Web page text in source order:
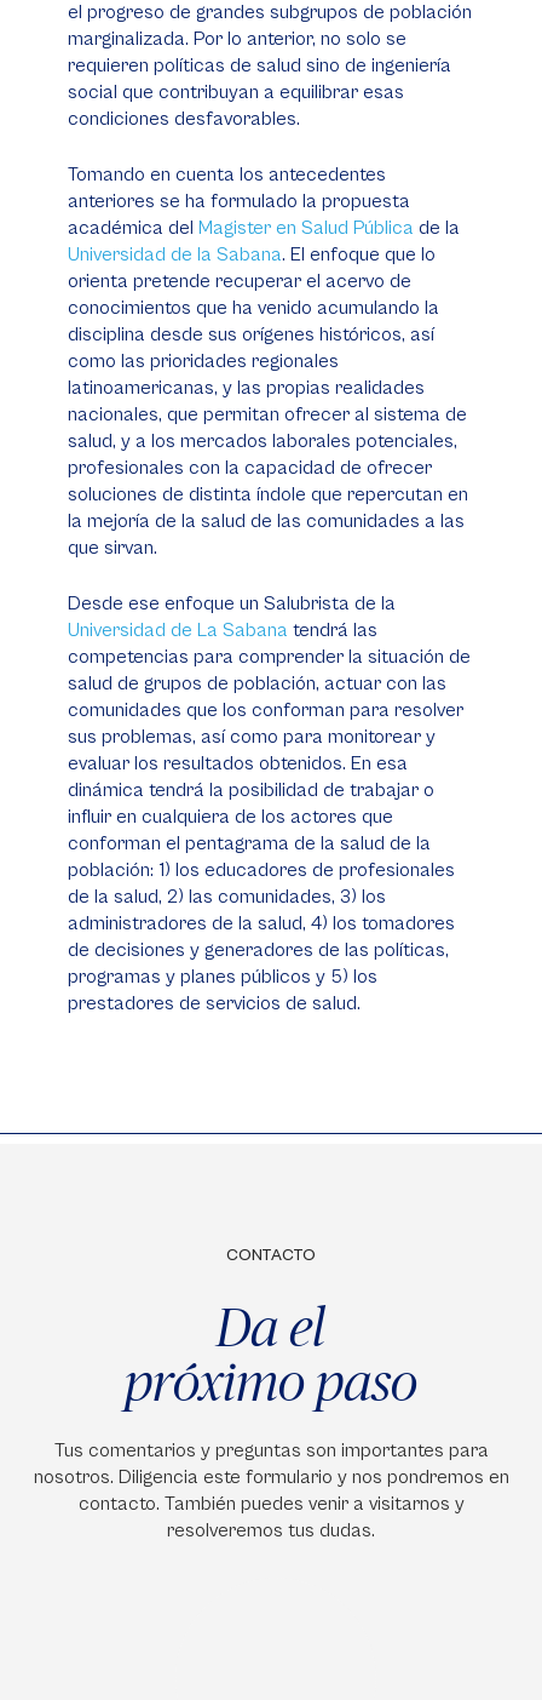
el progreso de grandes subgrupos de población
marginalizada. Por lo anterior, no solo se
requieren políticas de salud sino de ingeniería
social que contribuyan a equilibrar esas
condiciones desfavorables.
Tomando en cuenta los antecedentes
anteriores se ha formulado la propuesta
académica del Magister en Salud Pública de la
Universidad de la Sabana. El enfoque que lo
orienta pretende recuperar el acervo de
conocimientos que ha venido acumulando la
disciplina desde sus orígenes históricos, así
como las prioridades regionales
latinoamericanas, y las propias realidades
nacionales, que permitan ofrecer al sistema de
salud, y a los mercados laborales potenciales,
profesionales con la capacidad de ofrecer
soluciones de distinta índole que repercutan en
la mejoría de la salud de las comunidades a las
que sirvan.
Desde ese enfoque un Salubrista de la
Universidad de La Sabana tendrá las
competencias para comprender la situación de
salud de grupos de población, actuar con las
comunidades que los conforman para resolver
sus problemas, así como para monitorear y
evaluar los resultados obtenidos. En esa
dinámica tendrá la posibilidad de trabajar o
influir en cualquiera de los actores que
conforman el pentagrama de la salud de la
población: 1) los educadores de profesionales
de la salud, 2) las comunidades, 3) los
administradores de la salud, 4) los tomadores
de decisiones y generadores de las políticas,
programas y planes públicos y 5) los
prestadores de servicios de salud.
CONTACTO
Da el
próximo paso
Tus comentarios y preguntas son importantes para
nosotros. Diligencia este formulario y nos pondremos en
contacto. También puedes venir a visitarnos y
resolveremos tus dudas.